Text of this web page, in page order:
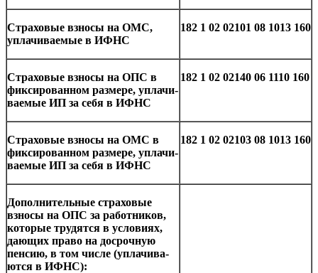
Стра­хо­вые взно­сы на ОМС,
упла­чи­ва­е­мые в ИФНС
182 1 02 02101 08 1013 160
Стра­хо­вые взно­сы на ОПС в
фик­си­ро­ван­ном раз­ме­ре, упла­чи­
ва­е­мые ИП за себя в ИФНС
182 1 02 02140 06 1110 160
Стра­хо­вые взно­сы на ОМС в
фик­си­ро­ван­ном раз­ме­ре, упла­чи­
ва­е­мые ИП за себя в ИФНС
182 1 02 02103 08 1013 160
До­пол­ни­тель­ные стра­хо­вые
взно­сы на ОПС за ра­бот­ни­ков,
ко­то­рые тру­дят­ся в усло­ви­ях,
да­ю­щих право на до­сроч­ную
пен­сию, в том числе (упла­чи­ва­
ют­ся в ИФНС):